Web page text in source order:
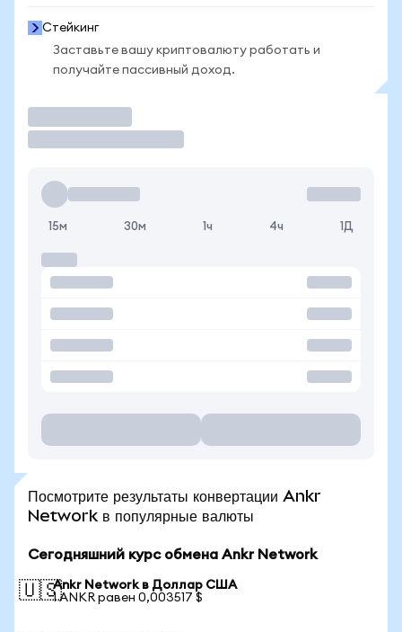
Стейкинг
Заставьте вашу криптовалюту работать и
получайте пассивный доход.
15м 30м 1ч 4ч 1Д
Посмотрите результаты конвертации Ankr
Network в популярные валюты
Сегодняшний курс обмена Ankr Network
🇺🇸Ankr Network в Доллар США
1 ANKR равен 0,003517 $